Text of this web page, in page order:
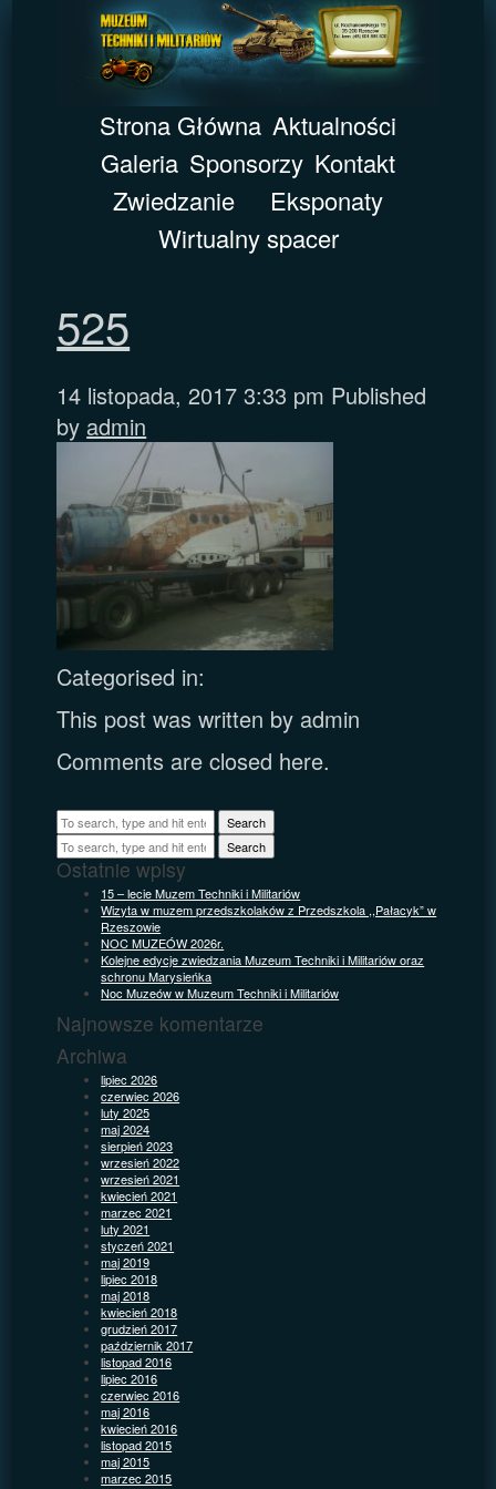
Strona Główna Aktualności
Galeria Sponsorzy Kontakt
Zwiedzanie
Eksponaty
Wirtualny spacer
525
14 listopada, 2017 3:33 pm Published
by admin
Categorised in:
This post was written by admin
Comments are closed here.
Search
Search
Ostatnie wpisy
15 – lecie Muzem Techniki i Militariów
Wizyta w muzem przedszkolaków z Przedszkola ,,Pałacyk” w
Rzeszowie
NOC MUZEÓW 2026r.
Kolejne edycje zwiedzania Muzeum Techniki i Militariów oraz
schronu Marysieńka
Noc Muzeów w Muzeum Techniki i Militariów
Najnowsze komentarze
Archiwa
lipiec 2026
czerwiec 2026
luty 2025
maj 2024
sierpień 2023
wrzesień 2022
wrzesień 2021
kwiecień 2021
marzec 2021
luty 2021
styczeń 2021
maj 2019
lipiec 2018
maj 2018
kwiecień 2018
grudzień 2017
październik 2017
listopad 2016
lipiec 2016
czerwiec 2016
maj 2016
kwiecień 2016
listopad 2015
maj 2015
marzec 2015